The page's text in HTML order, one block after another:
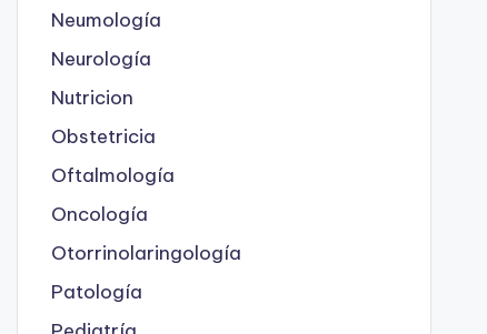
Neumología
Neurología
Nutricion
Obstetricia
Oftalmología
Oncología
Otorrinolaringología
Patología